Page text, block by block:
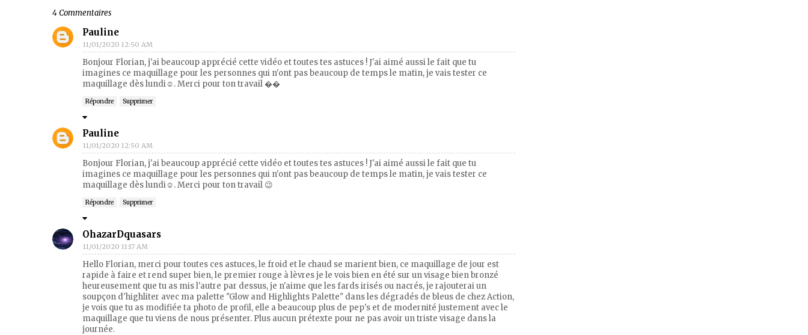
4 Commentaires
Pauline
11/01/2020 12:50 AM
Bonjour Florian, j'ai beaucoup apprécié cette vidéo et toutes tes astuces ! J'ai aimé aussi le fait que tu
imagines ce maquillage pour les personnes qui n'ont pas beaucoup de temps le matin, je vais tester ce
maquillage dès lundi☺️. Merci pour ton travail ��
Répondre Supprimer
Pauline
11/01/2020 12:50 AM
Bonjour Florian, j'ai beaucoup apprécié cette vidéo et toutes tes astuces ! J'ai aimé aussi le fait que tu
imagines ce maquillage pour les personnes qui n'ont pas beaucoup de temps le matin, je vais tester ce
maquillage dès lundi☺️. Merci pour ton travail 😉
Répondre Supprimer
OhazarDquasars
11/01/2020 11:17 AM
Hello Florian, merci pour toutes ces astuces, le froid et le chaud se marient bien, ce maquillage de jour est
rapide à faire et rend super bien, le premier rouge à lèvres je le vois bien en été sur un visage bien bronzé
heureusement que tu as mis l'autre par dessus, je n'aime que les fards irisés ou nacrés, je rajouterai un
soupçon d'highliter avec ma palette "Glow and Highlights Palette" dans les dégradés de bleus de chez Action,
je vois que tu as modifiée ta photo de profil, elle a beaucoup plus de pep's et de modernité justement avec le
maquillage que tu viens de nous présenter. Plus aucun prétexte pour ne pas avoir un triste visage dans la
journée.